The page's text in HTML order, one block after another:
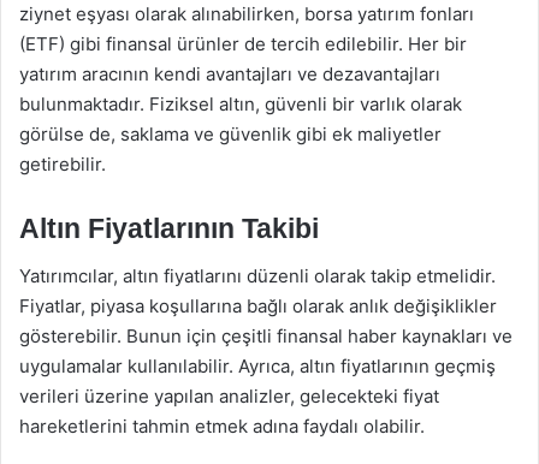
ziynet eşyası olarak alınabilirken, borsa yatırım fonları
(ETF) gibi finansal ürünler de tercih edilebilir. Her bir
yatırım aracının kendi avantajları ve dezavantajları
bulunmaktadır. Fiziksel altın, güvenli bir varlık olarak
görülse de, saklama ve güvenlik gibi ek maliyetler
getirebilir.
Altın Fiyatlarının Takibi
Yatırımcılar, altın fiyatlarını düzenli olarak takip etmelidir.
Fiyatlar, piyasa koşullarına bağlı olarak anlık değişiklikler
gösterebilir. Bunun için çeşitli finansal haber kaynakları ve
uygulamalar kullanılabilir. Ayrıca, altın fiyatlarının geçmiş
verileri üzerine yapılan analizler, gelecekteki fiyat
hareketlerini tahmin etmek adına faydalı olabilir.